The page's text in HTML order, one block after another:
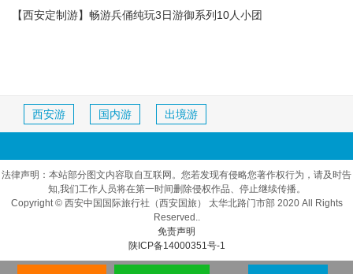
【西安定制游】畅游兵俑纯玩3日游御系列10人小团
西安游 国内游 出境游
法律声明：本站部分图文内容取自互联网。您若发现有侵略您著作权行为，请及时告
知,我们工作人员将在第一时间删除侵权作品、停止继续传播。
Copyright © 西安中国国际旅行社（西安国旅） 太华北路门市部 2020 All Rights
Reserved..
免责声明
陕ICP备14000351号-1